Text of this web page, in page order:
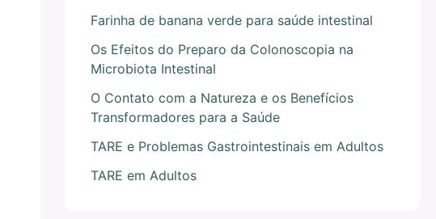
Farinha de banana verde para saúde intestinal
Os Efeitos do Preparo da Colonoscopia na
Microbiota Intestinal
O Contato com a Natureza e os Benefícios
Transformadores para a Saúde
TARE e Problemas Gastrointestinais em Adultos
TARE em Adultos